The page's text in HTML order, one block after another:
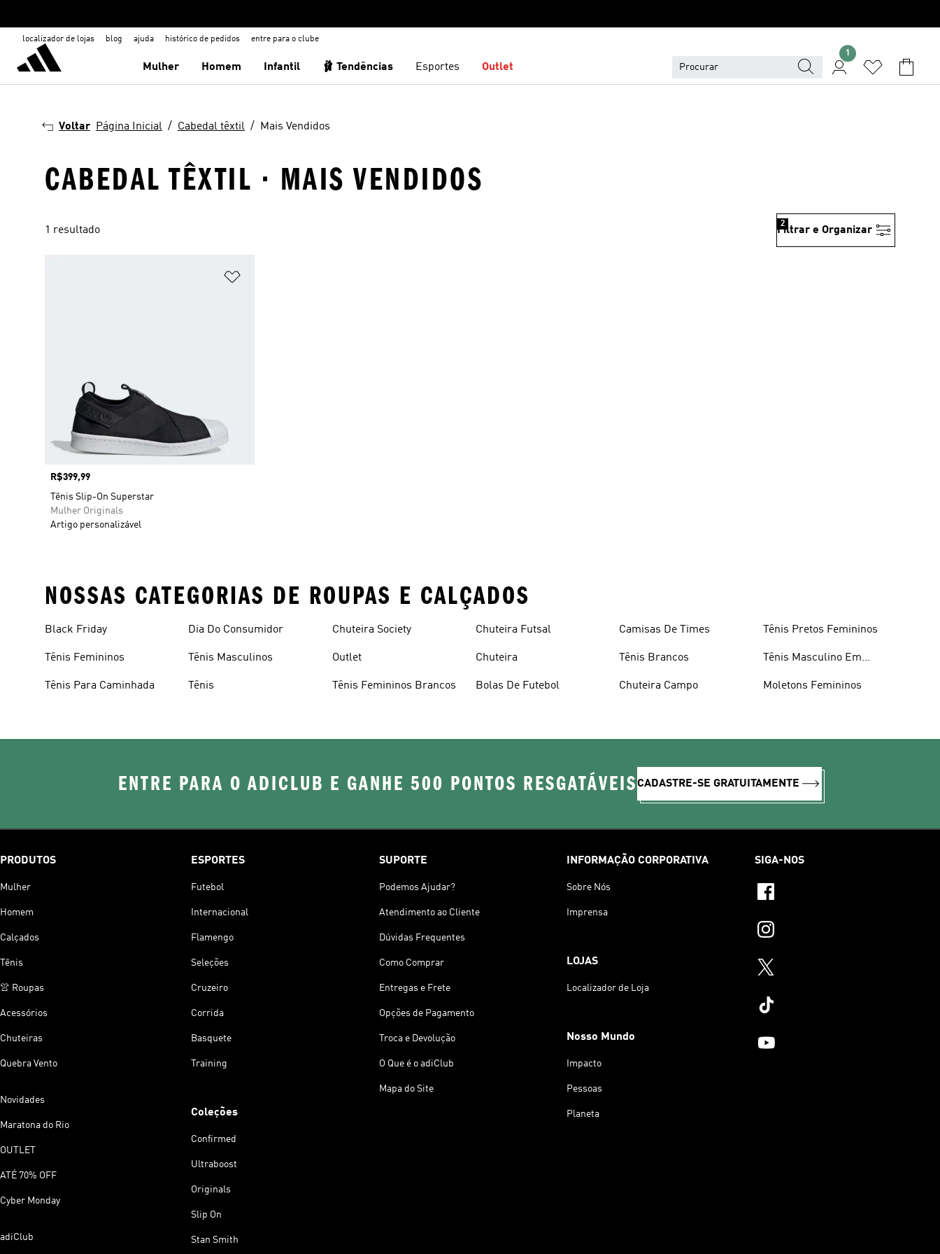
localizador de lojas blog ajuda histórico de pedidos entre para o clube
Mulher Homem Infantil 🩰 Tendências Esportes Outlet
1
Voltar Página Inicial Cabedal têxtil Mais Vendidos
CABEDAL TÊXTIL · MAIS VENDIDOS
1 resultado Filtrar e Organizar
2
Preço
R$399,99
Tênis Slip-On Superstar
Mulher Originals
Artigo personalizável
NOSSAS CATEGORIAS DE ROUPAS E CALÇADOS
Black Friday
Tênis Femininos
Tênis Para Caminhada
Dia Do Consumidor
Tênis Masculinos
Tênis
Chuteira Society
Outlet
Tênis Femininos Brancos
Chuteira Futsal
Chuteira
Bolas De Futebol
Camisas De Times
Tênis Brancos
Chuteira Campo
Tênis Pretos Femininos
Tênis Masculino Em
Moletons Femininos
ENTRE PARA O ADICLUB E GANHE 500 PONTOS RESGATÁVEIS CADASTRE-SE GRATUITAMENTE
PRODUTOS
Mulher
Homem
Calçados
Tênis
👚 Roupas
Acessórios
Chuteiras
Quebra Vento
Novidades
Maratona do Rio
OUTLET
ATÉ 70% OFF
Cyber Monday
adiClub
ESPORTES
Futebol
Internacional
Flamengo
Seleções
Cruzeiro
Corrida
Basquete
Training
Coleções
Confirmed
Ultraboost
Originals
Slip On
Stan Smith
SUPORTE
Podemos Ajudar?
Atendimento ao Cliente
Dúvidas Frequentes
Como Comprar
Entregas e Frete
Opções de Pagamento
Troca e Devolução
O Que é o adiClub
Mapa do Site
INFORMAÇÃO CORPORATIVA
Sobre Nós
Imprensa
LOJAS
Localizador de Loja
Nosso Mundo
Impacto
Pessoas
Planeta
SIGA-NOS